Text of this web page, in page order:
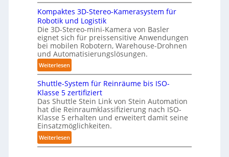
g
e
r
f
ü
r
T
a
u
c
h
r
o
b
o
t
s
i
e
r
u
n
g
s
t
r
e
f
f
2
0
3
D
-
H
a
n
d
l
n
g
-
S
y
s
t
Kompaktes 3D-Stereo-Kamerasystem für
Robotik und Logistik
Die 3D-Stereo-mini-Kamera von Basler
eignet sich für preissensitive Anwendungen
bei mobilen Robotern, Warehouse-Drohnen
und Automatisierungslösungen.
Weiterlesen:
K
o
m
p
a
k
t
e
Shuttle-System für Reinräume bis ISO-
Klasse 5 zertifiziert
Das Shuttle Stein Link von Stein Automation
hat die Reinraumklassifizierung nach ISO-
Klasse 5 erhalten und erweitert damit seine
Einsatzmöglichkeiten.
Weiterlesen:
S